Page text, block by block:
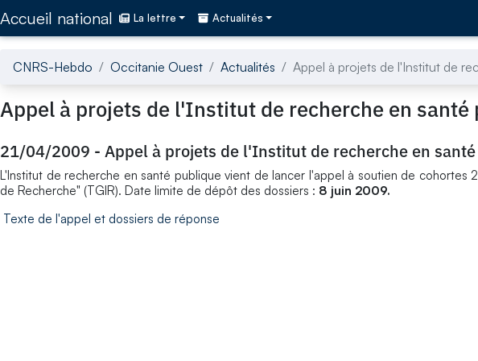
Accueil national La lettre Actualités
CNRS-Hebdo Occitanie Ouest Actualités Appel à projets de l'Institut de
Appel à projets de l'Institut de recherche en santé
21/04/2009 - Appel à projets de l'Institut de recherche en
L'Institut de recherche en santé publique vient de lancer l'appel à soutien de cohortes
de Recherche" (TGIR). Date limite de dépôt des dossiers : 8 juin 2009.
Texte de l'appel et dossiers de réponse